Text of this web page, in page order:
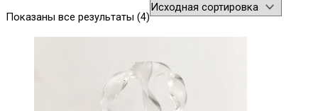
Показаны все результаты (4)